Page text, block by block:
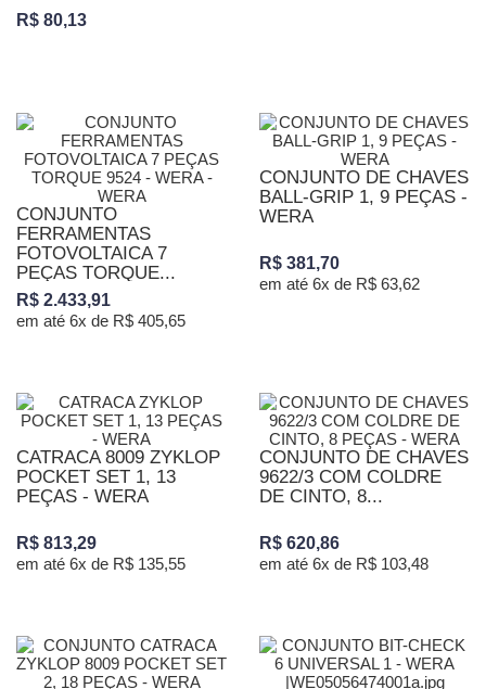
R$ 80,13
CONJUNTO
FERRAMENTAS
FOTOVOLTAICA 7
PEÇAS TORQUE...
R$ 2.433,91
em até 6x de R$ 405,65
CONJUNTO DE CHAVES
BALL-GRIP 1, 9 PEÇAS -
WERA
R$ 381,70
em até 6x de R$ 63,62
CATRACA 8009 ZYKLOP
POCKET SET 1, 13
PEÇAS - WERA
R$ 813,29
em até 6x de R$ 135,55
CONJUNTO DE CHAVES
9622/3 COM COLDRE
DE CINTO, 8...
R$ 620,86
em até 6x de R$ 103,48